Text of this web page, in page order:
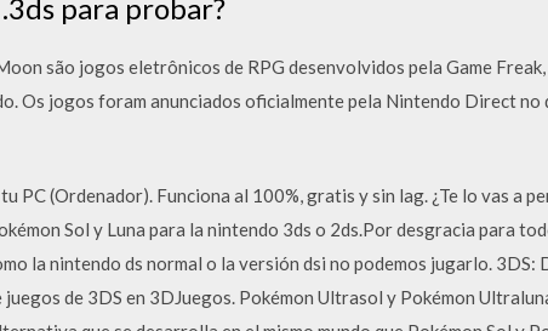
para probar?
são jogos eletrônicos de RPG desenvolvidos pela Game
Os jogos foram anunciados oficialmente pela Nintendo Direct no
PC (Ordenador). Funciona al 100%, gratis y sin lag. ¿Te lo vas a
Sol y Luna para la nintendo 3ds o 2ds.Por desgracia para
la nintendo ds normal o la versión dsi no podemos jugarlo. 3DS:
de 3DS en 3DJuegos. Pokémon Ultrasol y Pokémon